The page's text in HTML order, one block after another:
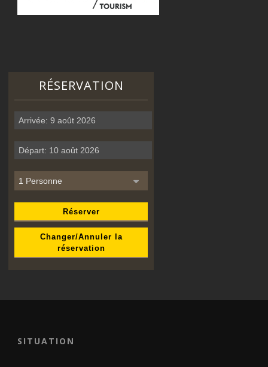
RÉSERVATION
Réserver
Changer/Annuler la
réservation
SITUATION